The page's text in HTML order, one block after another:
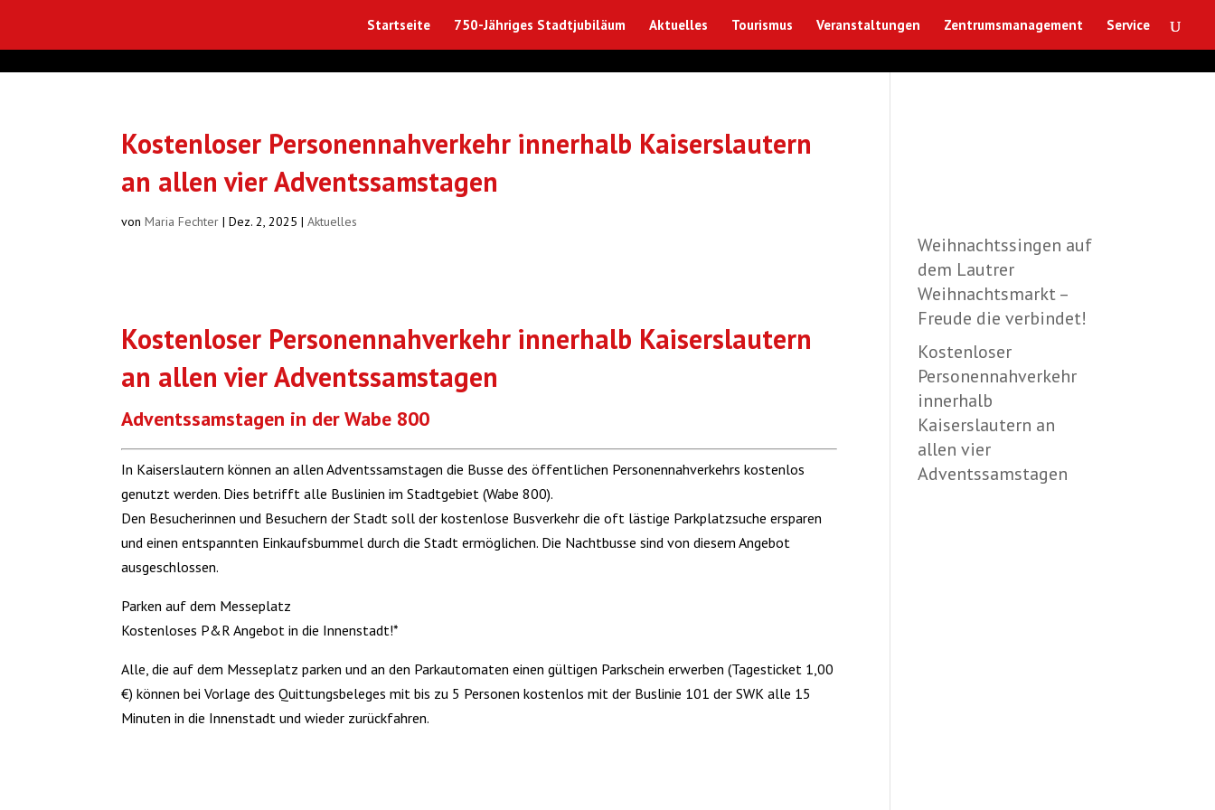
Startseite 750-Jähriges Stadtjubiläum Aktuelles Tourismus Veranstaltungen Zentrumsmanagement Service
Kostenloser Personennahverkehr innerhalb Kaiserslautern
an allen vier Adventssamstagen
vonMaria Fechter |Dez. 2, 2025 |Aktuelles
Kostenloser Personennahverkehr innerhalb Kaiserslautern
an allen vier Adventssamstagen
Adventssamstagen in der Wabe 800
In Kaiserslautern können an allen Adventssamstagen die Busse des öffentlichen Personennahverkehrs kostenlos
genutzt werden. Dies betrifft alle Buslinien im Stadtgebiet (Wabe 800).
Den Besucherinnen und Besuchern der Stadt soll der kostenlose Busverkehr die oft lästige Parkplatzsuche ersparen
und einen entspannten Einkaufsbummel durch die Stadt ermöglichen. Die Nachtbusse sind von diesem Angebot
ausgeschlossen.
Parken auf dem Messeplatz
Kostenloses P&R Angebot in die Innenstadt!*
Alle, die auf dem Messeplatz parken und an den Parkautomaten einen gültigen Parkschein erwerben (Tagesticket 1,00
€) können bei Vorlage des Quittungsbeleges mit bis zu 5 Personen kostenlos mit der Buslinie 101 der SWK alle 15
Minuten in die Innenstadt und wieder zurückfahren.
Weihnachtssingen auf
dem Lautrer
Weihnachtsmarkt –
Freude die verbindet!
Kostenloser
Personennahverkehr
innerhalb
Kaiserslautern an
allen vier
Adventssamstagen